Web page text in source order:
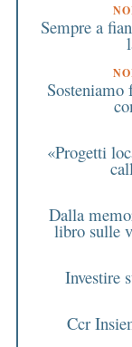
Sempre a
Sosteniamo
«Progetti
Dalla
libro sulle
Investire
Ccr